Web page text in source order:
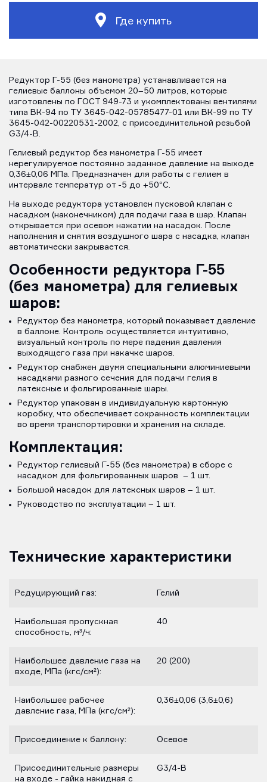
Где купить
Редуктор Г-55 (без манометра) устанавливается на
гелиевые баллоны объемом 20–50 литров, которые
изготовлены по ГОСТ 949-73 и укомплектованы вентилями
типа ВК-94 по ТУ 3645-042-05785477-01 или ВК-99 по ТУ
3645-042-00220531-2002, с присоединительной резьбой
G3/4-B.
Гелиевый редуктор без манометра Г-55 имеет
нерегулируемое постоянно заданное давление на выходе
0,36±0,06 МПа. Предназначен для работы с гелием в
интервале температур от -5 до +50°С.
На выходе редуктора установлен пусковой клапан с
насадком (наконечником) для подачи газа в шар. Клапан
открывается при осевом нажатии на насадок. После
наполнения и снятия воздушного шара с насадка, клапан
автоматически закрывается.
Особенности редуктора Г-55
(без манометра) для гелиевых
шаров:
Редуктор без манометра, который показывает давление
в баллоне. Контроль осуществляется интуитивно,
визуальный контроль по мере падения давления
выходящего газа при накачке шаров.
Редуктор снабжен двумя специальными алюминиевыми
насадками разного сечения для подачи гелия в
латексные и фольгированные шары.
Редуктор упакован в индивидуальную картонную
коробку, что обеспечивает сохранность комплектации
во время транспортировки и хранения на складе.
Комплектация:
Редуктор гелиевый Г-55 (без манометра) в сборе с
насадком для фольгированных шаров – 1 шт.
Большой насадок для латексных шаров – 1 шт.
Руководство по эксплуатации – 1 шт.
Технические характеристики
Редуцирующий газ: Гелий
Наибольшая пропускная
способность, м³/ч:
40
Наибольшее давление газа на
входе, МПа (кгс/см²):
20 (200)
Наибольшее рабочее
давление газа, МПа (кгс/см²):
0,36±0,06 (3,6±0,6)
Присоединение к баллону: Осевое
Присоединительные размеры
на входе - гайка накидная с
G3/4-B